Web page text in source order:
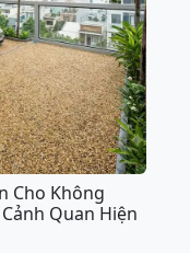
Cho Không
Quan Hiện